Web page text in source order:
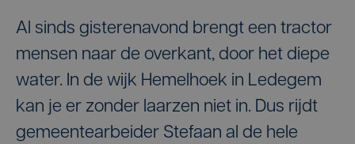
Al sinds gisterenavond brengt een tractor
mensen naar de overkant, door het diepe
water. In de wijk Hemelhoek in Ledegem
kan je er zonder laarzen niet in. Dus rijdt
gemeentearbeider Stefaan al de hele